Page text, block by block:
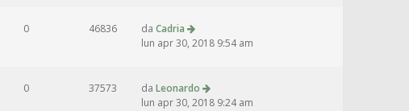
0 46836 da Cadria
lun apr 30, 2018 9:54 am
0 37573 da Leonardo
lun apr 30, 2018 9:24 am